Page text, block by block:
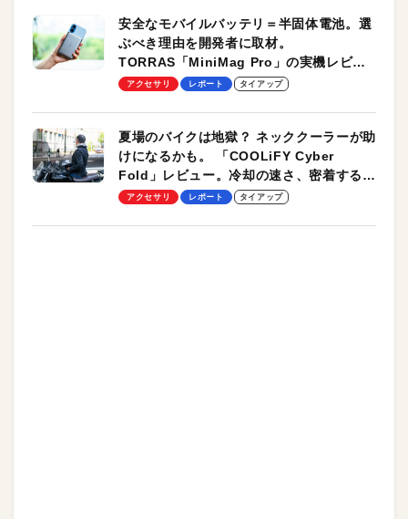
安全なモバイルバッテリ＝半固体電池。選
ぶべき理由を開発者に取材。
TORRAS「MiniMag Pro」の実機レビュ
ーも
アクセサリ レポート タイアップ
夏場のバイクは地獄？ ネッククーラーが助
けになるかも。 「COOLiFY Cyber
Fold」レビュー。冷却の速さ、密着する冷
却プレート、シンプルな操作性がグッド！
アクセサリ レポート タイアップ